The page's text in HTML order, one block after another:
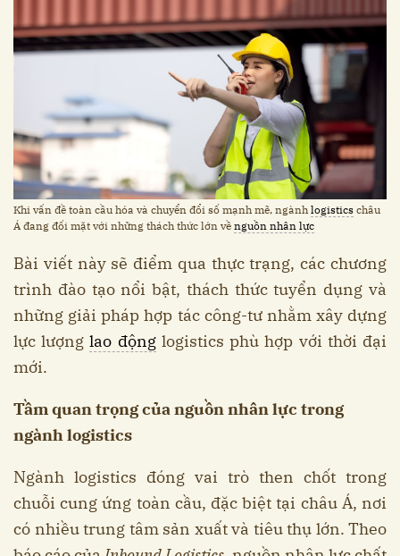
Khi vấn đề toàn cầu hóa và chuyển đổi số mạnh mẽ, ngành logistics châu
Á đang đối mặt với những thách thức lớn về nguồn nhân lực
Bài viết này sẽ điểm qua thực trạng, các chương
trình đào tạo nổi bật, thách thức tuyển dụng và
những giải pháp hợp tác công-tư nhằm xây dựng
lực lượnglao độnglogistics phù hợp với thời đại
mới.
Tầm quan trọng của nguồn nhân lực trong
ngành logistics
Ngành logistics đóng vai trò then chốt trong
chuỗi cung ứng toàn cầu, đặc biệt tại châu Á, nơi
có nhiều trung tâm sản xuất và tiêu thụ lớn. Theo